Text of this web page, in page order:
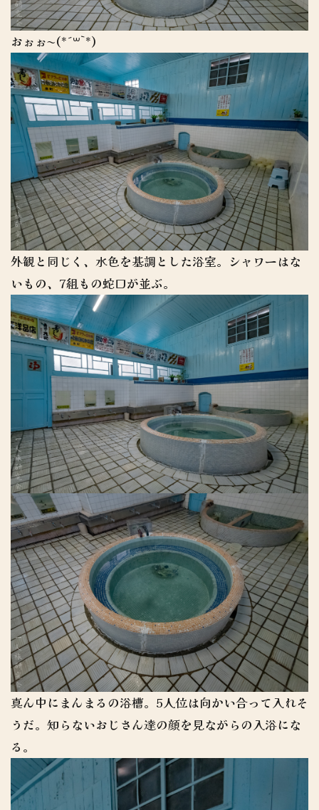
おぉぉ〜(*´꒳`*)
外観と同じく、水色を基調とした浴室。シャワーはな
いもの、7組もの蛇口が並ぶ。
真ん中にまんまるの浴槽。5人位は向かい合って入れそ
うだ。知らないおじさん達の顔を見ながらの入浴にな
る。